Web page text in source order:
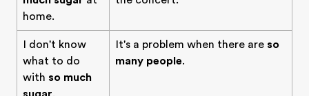
home.
I don't know
what to do
with so much
It's a problem when there are so
many people.